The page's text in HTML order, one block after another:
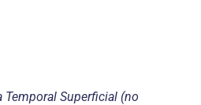
Temporal Superficial (no